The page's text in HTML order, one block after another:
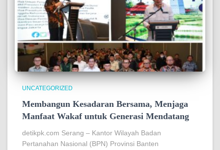
UNCATEGORIZED
Membangun Kesadaran Bersama, Menjaga
Manfaat Wakaf untuk Generasi Mendatang
detikpk.com Serang – Kantor Wilayah Badan
Pertanahan Nasional (BPN) Provinsi Banten